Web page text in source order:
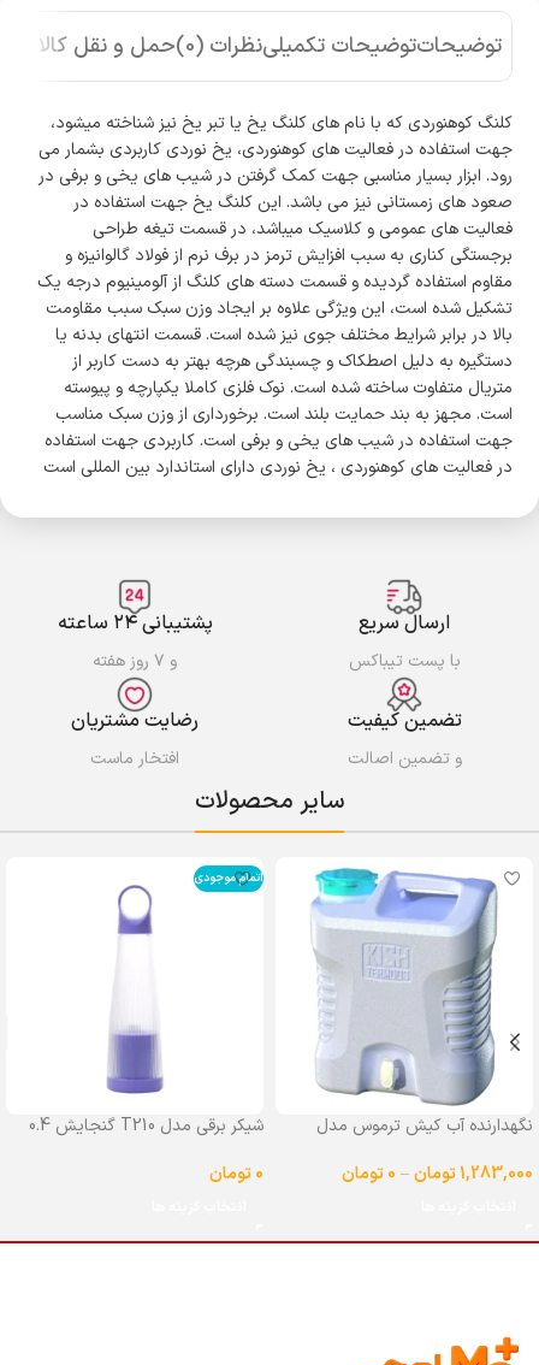
توضیحاتتوضیحات تکمیلینظرات (0) حمل و نقل کالا
کلنگ کوهنوردی که با نام های کلنگ یخ یا تبر یخ نیز شناخته میشود،
جهت استفاده در فعالیت های کوهنوردی، یخ نوردی کاربردی بشمار می
رود. ابزار بسیار مناسبی جهت کمک گرفتن در شیب های یخی و برفی در
صعود های زمستانی نیز می باشد. این کلنگ یخ جهت استفاده در
فعالیت های عمومی و کلاسیک میباشد، در قسمت تیغه طراحی
برجستگی کناری به سبب افزایش ترمز در برف نرم از فولاد گالوانیزه و
مقاوم استفاده گردیده و قسمت دسته های کلنگ از آلومینیوم درجه یک
تشکیل شده است، این ویژگی علاوه بر ایجاد وزن سبک سبب مقاومت
بالا در برابر شرایط مختلف جوی نیز شده است. قسمت انتهای بدنه یا
دستگیره به دلیل اصطکاک و چسبندگی هرچه بهتر به دست کاربر از
متریال متفاوت ساخته شده است. نوک فلزی کاملا یکپارچه و پیوسته
است. مجهز به بند حمایت بلند است. برخورداری از وزن سبک مناسب
جهت استفاده در شیب های یخی و برفی است. کاربردی جهت استفاده
در فعالیت های کوهنوردی ، یخ نوردی دارای استاندارد بین المللی است
ارسال سریع
با پست تیباکس
پشتیبانی ۲۴ ساعته
و ۷ روز هفته
تضمین کیفیت
و تضمین اصالت
رضایت مشتریان
افتخار ماست
سایر محصولات
نگهدارنده آب کیش ترموس مدل
1,283,000تومان–
0تومان
اتمام موجودی
شیکر برقی مدل T210 گنجایش 0.4
0تومان